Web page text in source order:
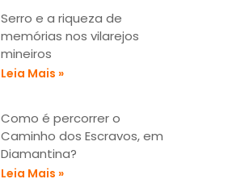
Serro e a riqueza de
memórias nos vilarejos
mineiros
Leia Mais »
Como é percorrer o
Caminho dos Escravos, em
Diamantina?
Leia Mais »